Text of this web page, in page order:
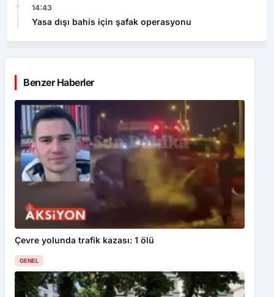
14:43
Yasa dışı bahis için şafak operasyonu
Benzer Haberler
Çevre yolunda trafik kazası: 1 ölü
GENEL